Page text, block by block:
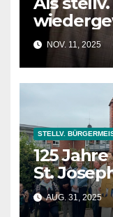
NOV. 11, 2025
STELLV.
125
St.
AUG. 31, 2025